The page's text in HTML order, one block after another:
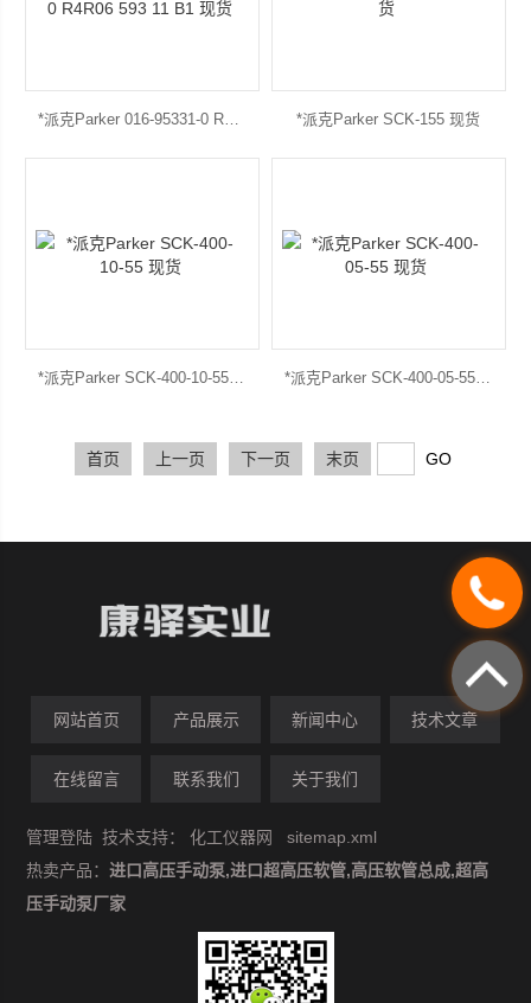
*派克Parker 016-95331-0 R4R06 593 11 B1 现货 *派克Parker SCK-155 现货
*派克Parker SCK-400-10-55 现货 *派克Parker SCK-400-05-55 现货
首页 上一页 下一页 末页
网站首页 产品展示 新闻中心 技术文章
在线留言 联系我们 关于我们
管理登陆 技术支持：化工仪器网
sitemap.xml
热卖产品：进口高压手动泵,进口超高压软管,高压软管总成,超高
压手动泵厂家